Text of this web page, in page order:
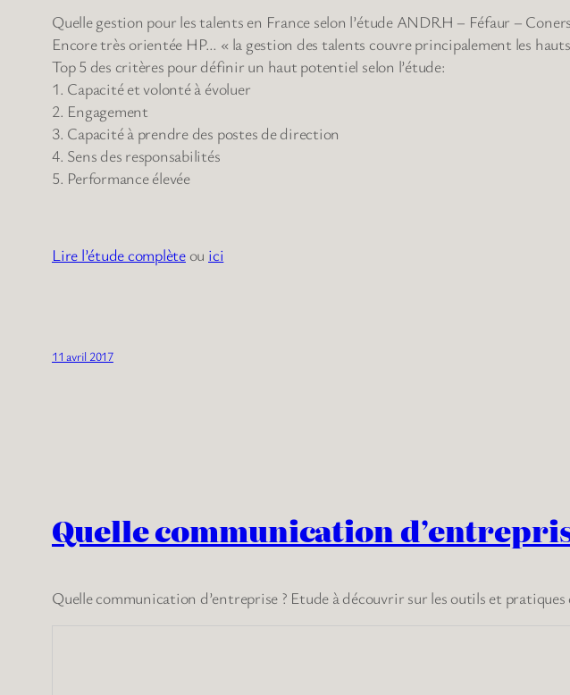
Quelle gestion pour les talents en France selon l’étude ANDRH – Féfaur –
Encore très orientée HP… « la gestion des talents couvre principalement les
Top 5 des critères pour définir un haut potentiel selon l’étude:
1. Capacité et volonté à évoluer
2. Engagement
3. Capacité à prendre des postes de direction
4. Sens des responsabilités
5. Performance élevée
Lire l’étude complèteou ici
11 avril 2017
Quelle communication
Quelle communication d’entreprise ? Etude à découvrir sur les outils et pratiques